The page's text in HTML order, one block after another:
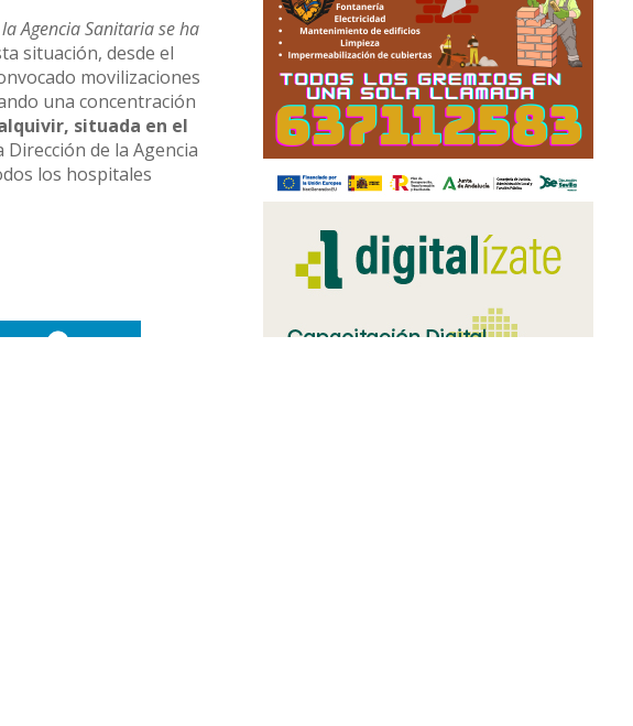
Agencia Sanitaria se ha
situación, desde el
movilizaciones
una concentración
situada en el
de la Agencia
los hospitales